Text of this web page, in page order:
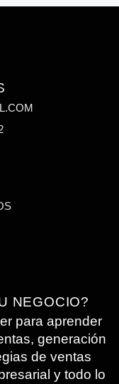
NEGOCIO?
para aprender
generación
de ventas
y todo lo